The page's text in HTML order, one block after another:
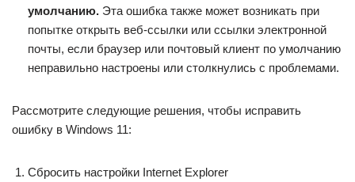
умолчанию. Эта ошибка также может возникать при
попытке открыть веб-ссылки или ссылки электронной
почты, если браузер или почтовый клиент по умолчанию
неправильно настроены или столкнулись с проблемами.
Рассмотрите следующие решения, чтобы исправить
ошибку в Windows 11:
Сбросить настройки Internet Explorer